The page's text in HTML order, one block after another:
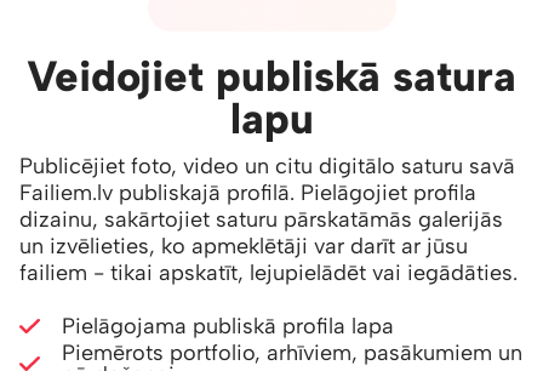
Veidojiet publiskā satura
lapu
Publicējiet foto, video un citu digitālo saturu savā
Failiem.lv publiskajā profilā. Pielāgojiet profila
dizainu, sakārtojiet saturu pārskatāmās galerijās
un izvēlieties, ko apmeklētāji var darīt ar jūsu
failiem - tikai apskatīt, lejupielādēt vai iegādāties.
Pielāgojama publiskā profila lapa
Piemērots portfolio, arhīviem, pasākumiem un